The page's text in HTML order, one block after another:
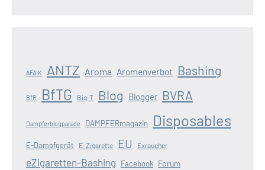
AFAIK ANTZ Aroma Aromenverbot Bashing
BfR BfTG Big-T Blog Blogger BVRA
Dampferblogparade DAMPFERmagazin Disposables
E-Dampfgerät E-Zigarette EU Exraucher
eZigaretten-Bashing Facebook Forum